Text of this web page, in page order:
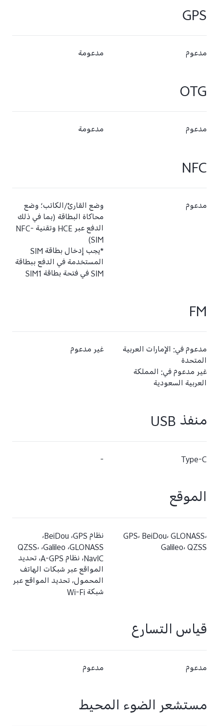
GPS
مدعوم مدعومة
OTG
مدعوم مدعومة
NFC
مدعوم
وضع القارئ/الكاتب؛ وضع
محاكاة البطاقة (بما في ذلك
الدفع عبر HCE وتقنية NFC-
SIM)‏
*يجب إدخال بطاقة SIM
المستخدمة في الدفع ببطاقة
SIM في فتحة بطاقة SIM1
FM
مدعوم في: الإمارات العربية
المتحدة
غير مدعوم في: المملكة
العربية السعودية
غير مدعوم
منفذ USB
Type-C
-
الموقع
GPS، BeiDou، GLONASS،
Galileo، QZSS
نظام GPS،‏ BeiDou،‏
GLONASS،‏ Galileo،‏ QZSS،
NavIC، نظام A-GPS، تحديد
المواقع عبر شبكات الهاتف
المحمول، تحديد المواقع عبر
شبكة Wi-Fi
قياس التسارع
مدعوم مدعوم
مستشعر الضوء المحيط